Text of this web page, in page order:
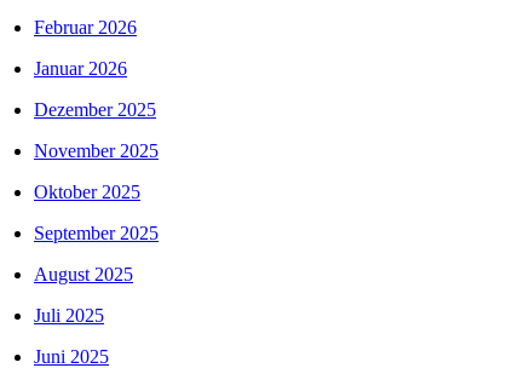
Februar 2026
Januar 2026
Dezember 2025
November 2025
Oktober 2025
September 2025
August 2025
Juli 2025
Juni 2025